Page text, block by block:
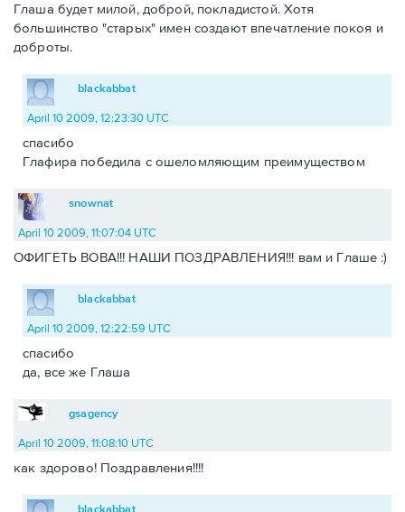
Глаша будет милой, доброй, покладистой. Хотя
большинство "старых" имен создают впечатление покоя и
доброты.
blackabbat
April 10 2009, 12:23:30 UTC
спасибо
Глафира победила с ошеломляющим преимуществом
snownat
April 10 2009, 11:07:04 UTC
ОФИГЕТЬ ВОВА!!! НАШИ ПОЗДРАВЛЕНИЯ!!! вам и Глаше :)
blackabbat
April 10 2009, 12:22:59 UTC
спасибо
да, все же Глаша
gsagency
April 10 2009, 11:08:10 UTC
как здорово! Поздравления!!!!
blackabbat